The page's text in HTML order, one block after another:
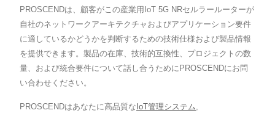
PROSCENDは、顧客がこの産業用IoT 5G NRセルラールーターが
自社のネットワークアーキテクチャおよびアプリケーション要件
に適しているかどうかを判断するための技術仕様および製品情報
を提供できます。製品の在庫、技術的互換性、プロジェクトの数
量、および統合要件について話し合うためにPROSCENDにお問
い合わせください。
PROSCENDはあなたに高品質な IoT管理システム,